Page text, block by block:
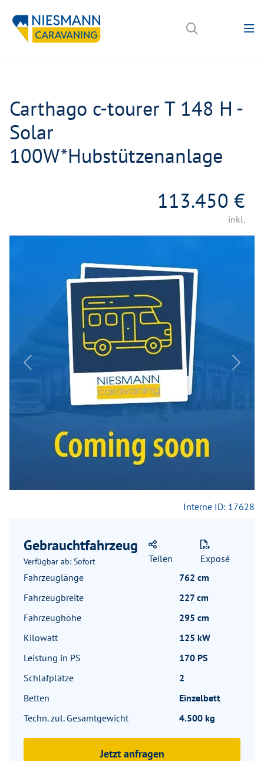
Carthago c-tourer T 148 H -
Solar
100W*Hubstützenanlage
113.450 €
inkl.
Previous Next
Interne ID: 17628
Gebrauchtfahrzeug
Verfügbar ab: Sofort Teilen
Exposé
Fahrzeuglänge
762 cm
Fahrzeugbreite
227 cm
Fahrzeughöhe
295 cm
Kilowatt
125 kW
Leistung in PS
170 PS
Schlafplätze
2
Betten
Einzelbett
Techn. zul. Gesamtgewicht
4.500 kg
Jetzt anfragen